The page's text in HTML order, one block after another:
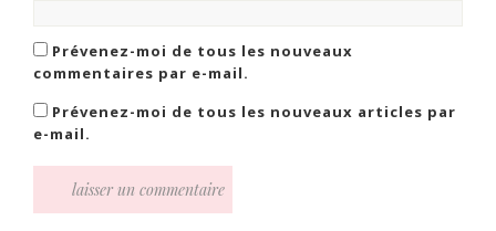
Prévenez-moi de tous les nouveaux
commentaires par e-mail.
Prévenez-moi de tous les nouveaux articles par
e-mail.